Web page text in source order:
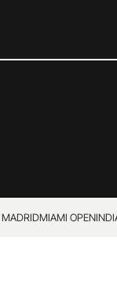
MIAMI OPEN